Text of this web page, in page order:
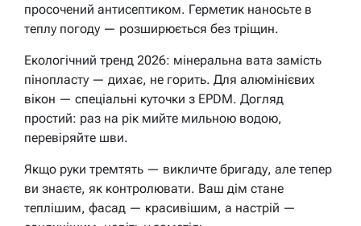
просочений антисептиком. Герметик наносьте в
теплу погоду — розширюється без тріщин.
Екологічний тренд 2026: мінеральна вата замість
пінопласту — дихає, не горить. Для алюмінієвих
вікон — спеціальні куточки з EPDM. Догляд
простий: раз на рік мийте мильною водою,
перевіряйте шви.
Якщо руки тремтять — викличте бригаду, але тепер
ви знаєте, як контролювати. Ваш дім стане
теплішим, фасад — красивішим, а настрій —